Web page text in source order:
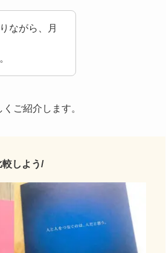
ながら、月
ご紹介します。
しよう/